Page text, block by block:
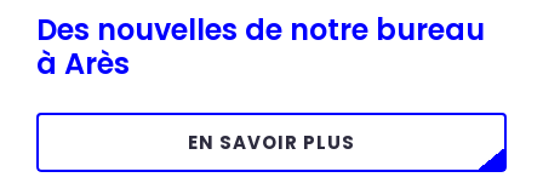
Des nouvelles de notre bureau
à Arès
EN SAVOIR PLUS